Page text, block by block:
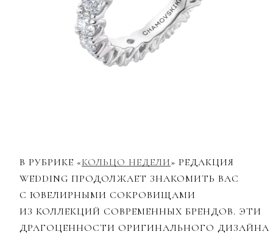
В РУБРИКЕ «КОЛЬЦО НЕДЕЛИ» РЕДАКЦИЯ
WEDDING ПРОДОЛЖАЕТ ЗНАКОМИТЬ ВАС
С ЮВЕЛИРНЫМИ СОКРОВИЩАМИ
ИЗ КОЛЛЕКЦИЙ СОВРЕМЕННЫХ БРЕНДОВ. ЭТИ
ДРАГОЦЕННОСТИ ОРИГИНАЛЬНОГО ДИЗАЙНА